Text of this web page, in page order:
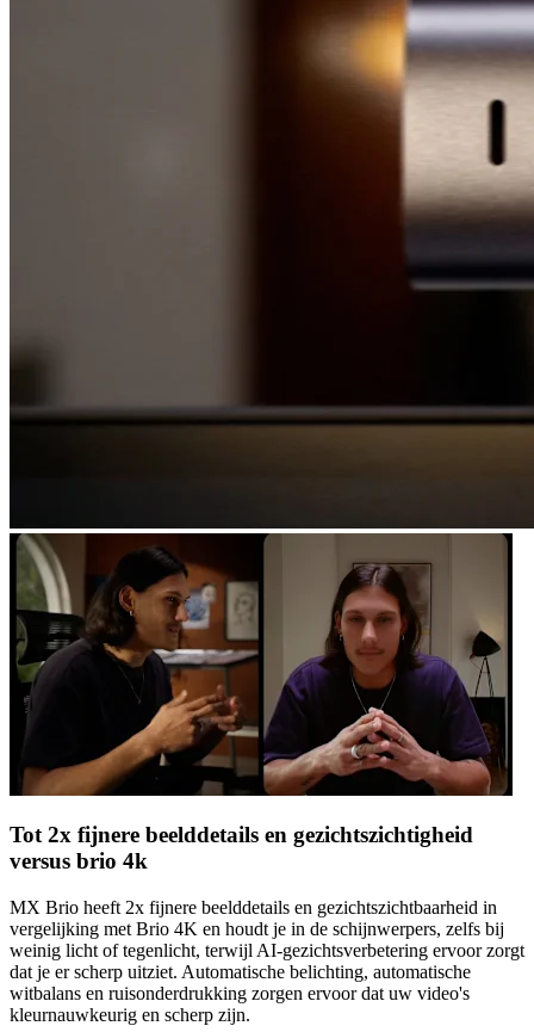
Tot 2x fijnere beelddetails en gezichtszichtigheid
versus brio 4k
MX Brio heeft 2x fijnere beelddetails en gezichtszichtbaarheid in
vergelijking met Brio 4K en houdt je in de schijnwerpers, zelfs bij
weinig licht of tegenlicht, terwijl AI-gezichtsverbetering ervoor zorgt
dat je er scherp uitziet. Automatische belichting, automatische
witbalans en ruisonderdrukking zorgen ervoor dat uw video's
kleurnauwkeurig en scherp zijn.